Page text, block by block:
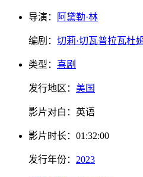
导演： 阿黛勒·林
编剧： 切莉·切瓦普拉瓦杜
类型： 喜剧
发行地区： 美国
影片对白： 英语
影片时长： 01:32:00
发行年份： 2023